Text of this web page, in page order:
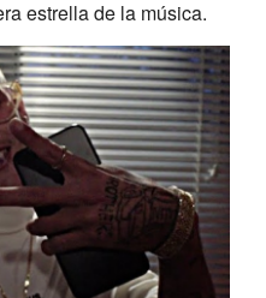
estrella de la música.